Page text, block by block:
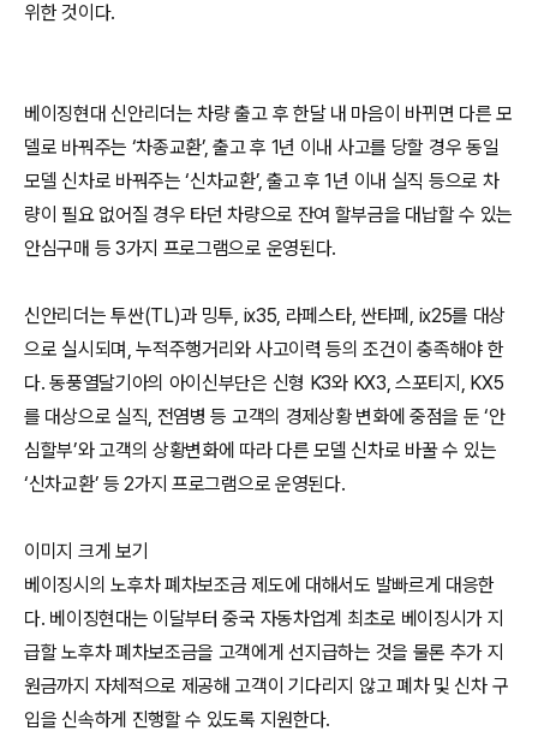
위한 것이다.
베이징현대 신안리더는 차량 출고 후 한달 내 마음이 바뀌면 다른 모
델로 바꿔주는 ‘차종교환’, 출고 후 1년 이내 사고를 당할 경우 동일
모델 신차로 바꿔주는 ‘신차교환’, 출고 후 1년 이내 실직 등으로 차
량이 필요 없어질 경우 타던 차량으로 잔여 할부금을 대납할 수 있는
안심구매 등 3가지 프로그램으로 운영된다.
신안리더는 투싼(TL)과 밍투, ix35, 라페스타, 싼타페, ix25를 대상
으로 실시되며, 누적주행거리와 사고이력 등의 조건이 충족해야 한
다. 동풍열달기아의 아이신부단은 신형 K3와 KX3, 스포티지, KX5
를 대상으로 실직, 전염병 등 고객의 경제상황 변화에 중점을 둔 ‘안
심할부’와 고객의 상황변화에 따라 다른 모델 신차로 바꿀 수 있는
‘신차교환’ 등 2가지 프로그램으로 운영된다.
이미지 크게 보기
베이징시의 노후차 폐차보조금 제도에 대해서도 발빠르게 대응한
다. 베이징현대는 이달부터 중국 자동차업계 최초로 베이징시가 지
급할 노후차 폐차보조금을 고객에게 선지급하는 것을 물론 추가 지
원금까지 자체적으로 제공해 고객이 기다리지 않고 폐차 및 신차 구
입을 신속하게 진행할 수 있도록 지원한다.